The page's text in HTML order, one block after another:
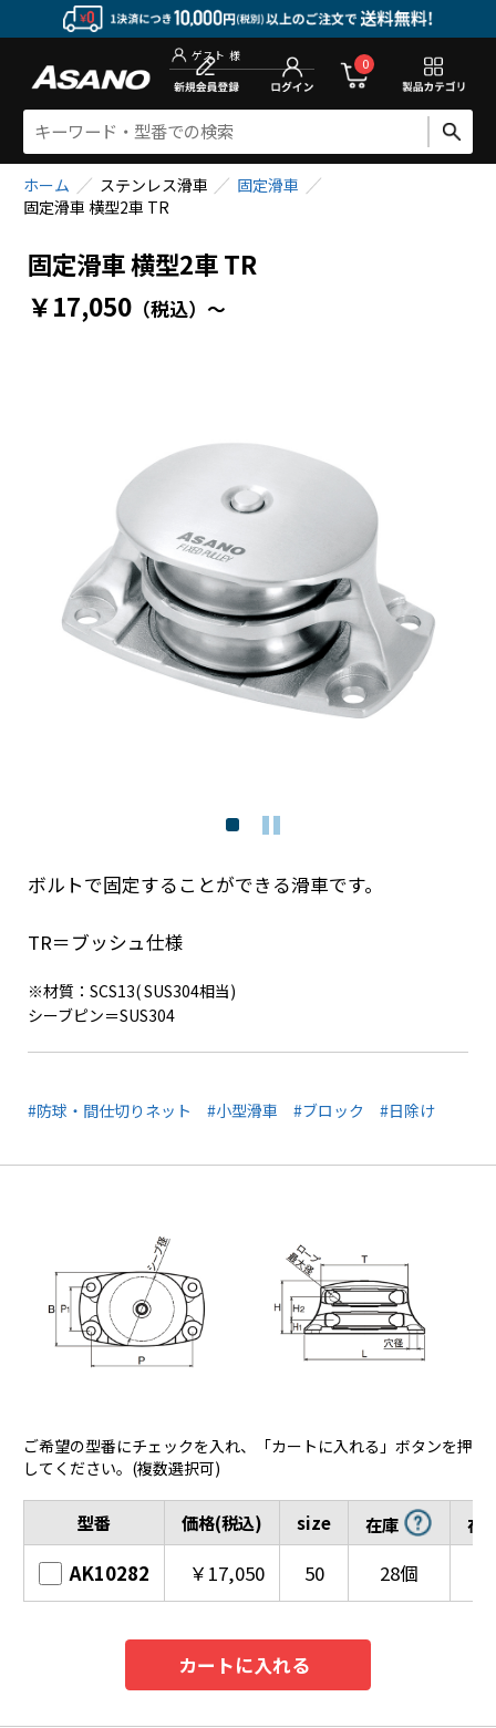
ゲスト 新規会員登録
0
ホーム ステンレス滑車
固定滑車
固定滑車 横型2車 TR
固定滑車 横型2車 TR
￥17,050 （税込） ～
ボルトで固定することができる滑車です。
TR＝ブッシュ仕様
※材質：SCS13( SUS304相当)
シーブピン＝SUS304
#防球・間仕切りネット #小型滑車 #ブロック #日除け
ご希望の型番にチェックを入れ、「カートに入れる」ボタンを押
してください。(複数選択可)
型番
AK10282
価格(税込) size 在庫 在
￥17,050 50 28個
カートに入れる